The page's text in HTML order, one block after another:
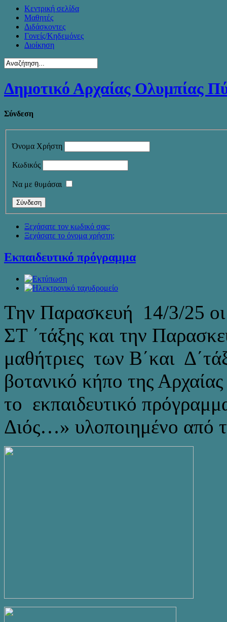
Κεντρική σελίδα
Μαθητές
Διδάσκοντες
Γονείς/Κηδεμόνες
Διοίκηση
Δημοτικό Αρχαίας Ολυμπίας
Σύνδεση
Όνομα Χρήστη
Κωδικός
Να με θυμάσαι
Ξεχάσατε τον κωδικό σας;
Ξεχάσατε το όνομα χρήστη;
Εκπαιδευτικό πρόγραμμα
Την Παρασκευή 14/3/25 οι
ΣΤ ΄τάξης και την
μαθήτριες των Β΄και
βοτανικό κήπο της
το εκπαιδευτικό
Διός…» υλοποιημένο από